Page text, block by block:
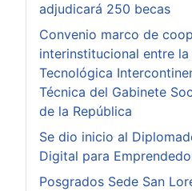
adjudicará 250 becas
Convenio marco de
interinstitucional entre
Tecnológica
Técnica del Gabinete
de la República
Se dio inicio al
Digital para
Posgrados Sede San